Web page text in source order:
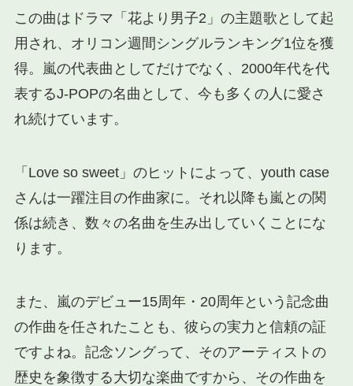
この曲はドラマ「花より男子2」の主題歌として起
用され、オリコン週間シングルランキング1位を獲
得。嵐の代表曲としてだけでなく、2000年代を代
表するJ-POPの名曲として、今も多くの人に愛さ
れ続けています。
「Love so sweet」のヒットによって、youth case
さんは一躍注目の作曲家に。それ以降も嵐との関
係は続き、数々の名曲を生み出していくことにな
ります。
また、嵐のデビュー15周年・20周年という記念曲
の作曲を任されたことも、彼らの実力と信頼の証
ですよね。記念ソングって、そのアーティストの
歴史を象徴する大切な楽曲ですから、その作曲を